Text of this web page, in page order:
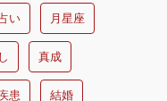
い 月星座
真成
患 結婚